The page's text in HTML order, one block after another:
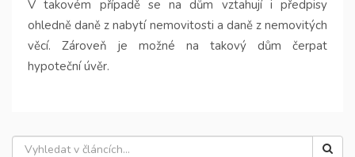
V takovém případě se na dům vztahují i předpisy
ohledně daně z nabytí nemovitosti a daně z nemovitých
věcí. Zároveň je možné na takový dům čerpat
hypoteční úvěr.